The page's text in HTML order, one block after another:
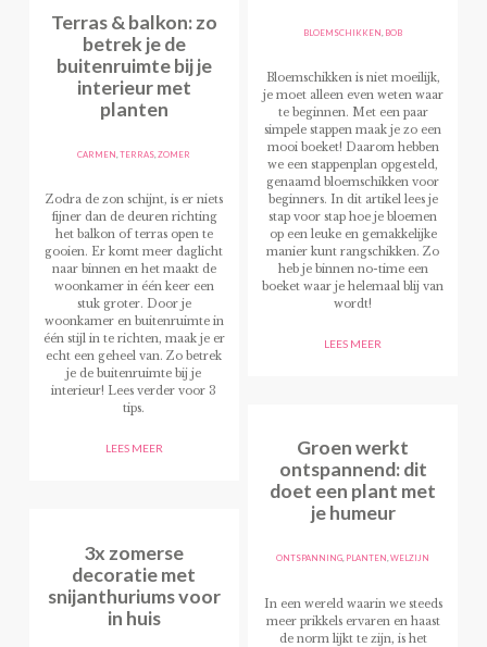
Terras & balkon: zo
betrek je de
buitenruimte bij je
interieur met
planten
CARMEN ,TERRAS ,ZOMER
Zodra de zon schijnt, is er niets
fijner dan de deuren richting
het balkon of terras open te
gooien. Er komt meer daglicht
naar binnen en het maakt de
woonkamer in éénkeer een
stuk groter. Door je
woonkamer en buitenruimte in
één stijl in te richten, maak je er
echt een geheel van. Zo betrek
je de buitenruimte bij je
interieur! Lees verder voor 3
tips.
LEES MEER
3x zomerse
decoratie met
snijanthuriums voor
in huis
BLOEMSCHIKKEN BOB
Bloemschikken is niet moeilijk,
je moet alleen even weten waar
te beginnen. Met een paar
simpele stappen maak je zo een
mooi boeket! Daarom hebben
we een stappenplan opgesteld,
genaamd bloemschikken voor
beginners. In dit artikel lees je
stap voor stap hoe je bloemen
op een leuke en gemakkelijke
manier kunt rangschikken. Zo
heb je binnen no-time een
boeket waar je helemaal blij van
wordt!
LEES MEER
Groen werkt
ontspannend: dit
doet een plant met
je humeur
ONTSPANNING, PLANTEN,WELZIJN
In een wereld waarin we steeds
meer prikkels ervaren en haast
de norm lijkt te zijn, is het